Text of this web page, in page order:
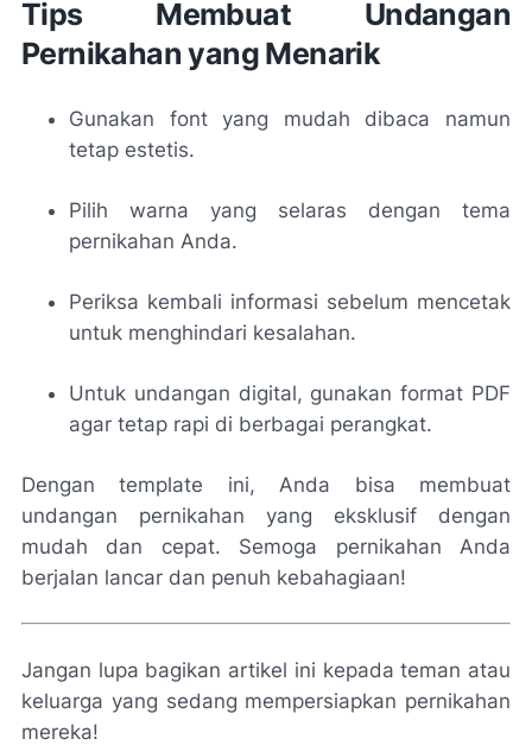
Tips Membuat Undangan
Pernikahan yang Menarik
Gunakan font yang mudah dibaca namun
tetap estetis.
Pilih warna yang selaras dengan tema
pernikahan Anda.
Periksa kembali informasi sebelum mencetak
untuk menghindari kesalahan.
Untuk undangan digital, gunakan format PDF
agar tetap rapi di berbagai perangkat.
Dengan template ini, Anda bisa membuat
undangan pernikahan yang eksklusif dengan
mudah dan cepat. Semoga pernikahan Anda
berjalan lancar dan penuh kebahagiaan!
Jangan lupa bagikan artikel ini kepada teman atau
keluarga yang sedang mempersiapkan pernikahan
mereka!